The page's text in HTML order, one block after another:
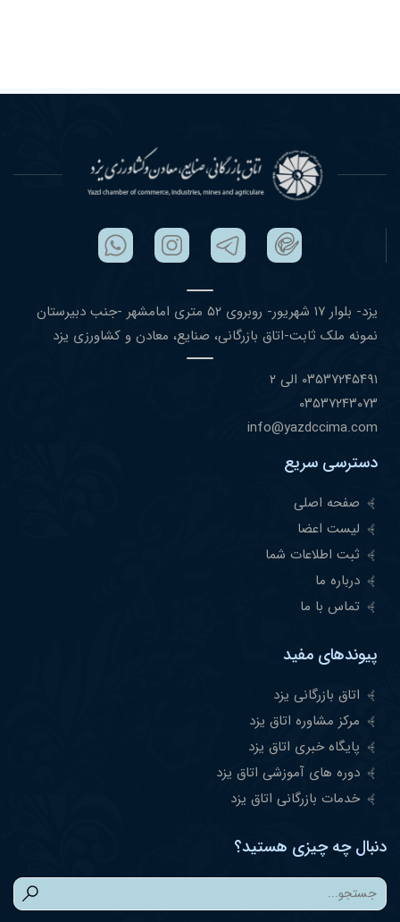
یزد- بلوار ١٧ شهریور- روبروی ۵٢ متری امامشهر -جنب دبیرستان
نمونه ملک ثابت-اتاق بازرگانی، صنایع، معادن و کشاورزی یزد
۰٣۵٣٧٢۴۵۴٩١ الی ۲
۰٣۵٣٧٢۴٣۰٧٣
info@yazdccima.com
دسترسی سریع
صفحه اصلی
لیست اعضا
ثبت اطلاعات شما
درباره ما
تماس با ما
پیوندهای مفید
اتاق بازرگانی یزد
مرکز مشاوره اتاق یزد
پایگاه خبری اتاق یزد
دوره های آموزشی اتاق یزد
خدمات بازرگانی اتاق یزد
دنبال چه چیزی هستید؟